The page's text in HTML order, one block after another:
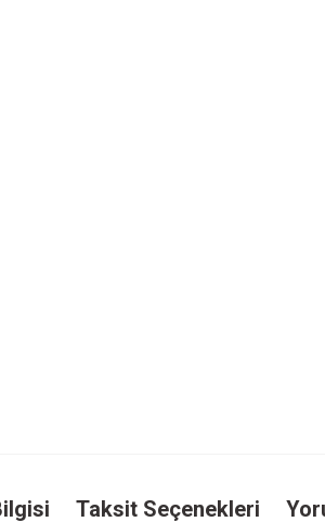
Taksit Seçenekleri